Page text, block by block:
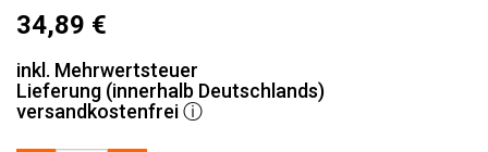
34,89 €
inkl. Mehrwertsteuer
Lieferung (innerhalb Deutschlands)
versandkostenfreiⓘ